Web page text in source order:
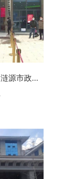
智慧政务整体解决方案助力涟源市政务服务中心提升政务服务工作质量